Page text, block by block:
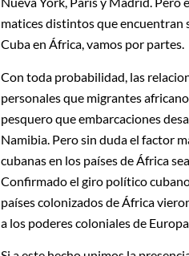
matices distintos que encuentran
Cuba en África, vamos por partes.
Con toda probabilidad, las
personales que migrantes
pesquero que embarcaciones
Namibia. Pero sin duda el factor
cubanas en los países de África
Confirmado el giro político
países colonizados de África
a los poderes coloniales de